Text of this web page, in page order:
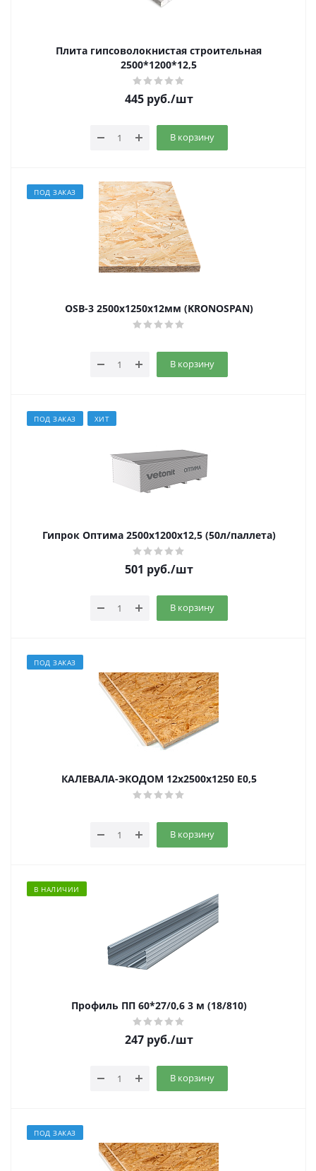
Плита гипсоволокнистая строительная
2500*1200*12,5
445руб./шт
В корзину
ПОД ЗАКАЗ
OSB-3 2500х1250х12мм (KRONOSPAN)
В корзину
ПОД ЗАКАЗ ХИТ
Гипрок Оптима 2500х1200х12,5 (50л/паллета)
501 руб./шт
В корзину
ПОД ЗАКАЗ
КАЛЕВАЛА-ЭКОДОМ 12х2500х1250 E0,5
В корзину
В НАЛИЧИИ
Профиль ПП 60*27/0,6 3 м (18/810)
247руб./шт
В корзину
ПОД ЗАКАЗ